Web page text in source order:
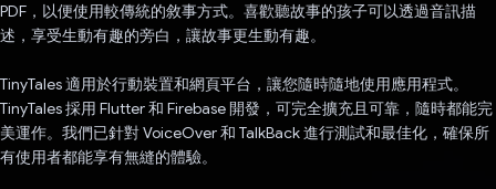
PDF，以便使用較傳統的敘事方式。喜歡聽故事的孩子可以透過音訊描
述，享受生動有趣的旁白，讓故事更生動有趣。
TinyTales 適用於行動裝置和網頁平台，讓您隨時隨地使用應用程式。
TinyTales 採用 Flutter 和 Firebase 開發，可完全擴充且可靠，隨時都能完
美運作。我們已針對 VoiceOver 和 TalkBack 進行測試和最佳化，確保所
有使用者都能享有無縫的體驗。